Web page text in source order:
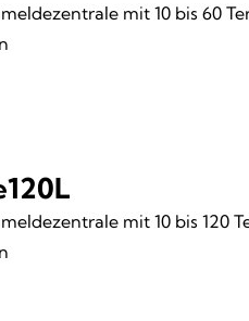
mit 10 bis 60
mit 10 bis 120